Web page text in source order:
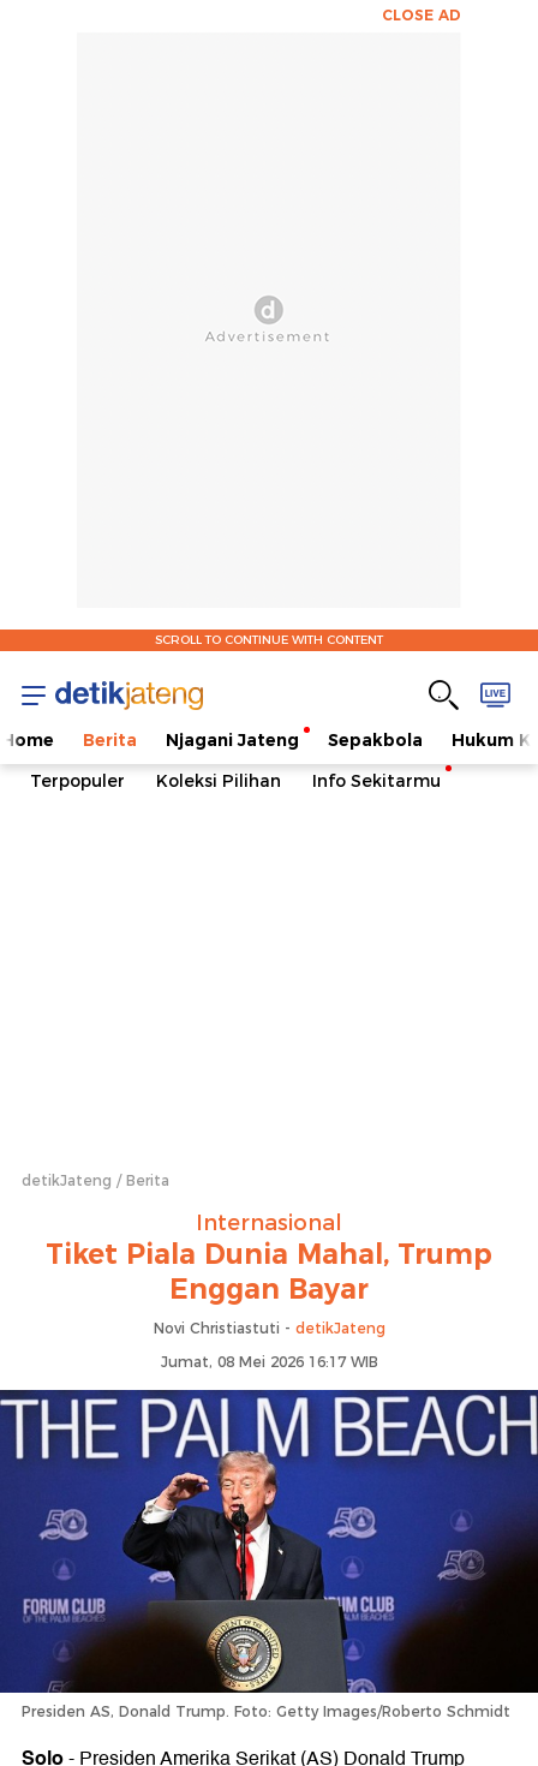
CLOSE AD
SCROLL TO CONTINUE WITH CONTENT
Home Berita Njagani Jateng Sepakbola
Hukum
Terpopuler
Koleksi Pilihan Info Sekitarmu
detikJateng Berita
Internasional
Tiket Piala Dunia Mahal, Trump
Enggan Bayar
Novi Christiastuti - detikJateng
Jumat, 08 Mei 2026 16:17 WIB
Presiden AS, Donald Trump. Foto: Getty Images/Roberto Schmidt
Solo-Presiden Amerika Serikat (AS) Donald Trump